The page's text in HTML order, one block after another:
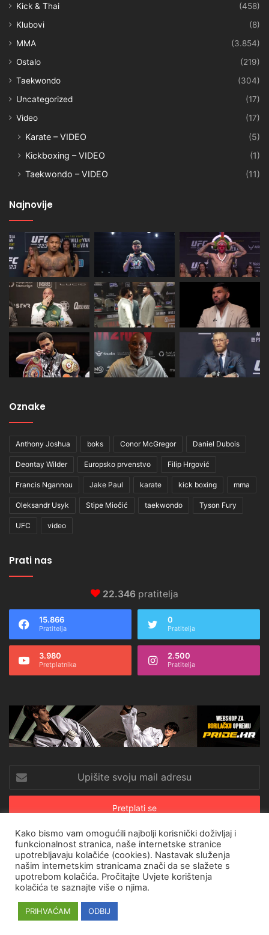
Kick & Thai
(458)
Klubovi
(8)
MMA
(3.854)
Ostalo
(219)
Taekwondo
(304)
Uncategorized
(17)
Video
(17)
Karate – VIDEO
(5)
Kickboxing – VIDEO
(1)
Taekwondo – VIDEO
(11)
Najnovije
Oznake
Anthony Joshua boks Conor McGregor Daniel Dubois
Deontay Wilder Europsko prvenstvo Filip Hrgović
Francis Ngannou Jake Paul karate kick boxing mma
Oleksandr Usyk Stipe Miočić taekwondo Tyson Fury
UFC video
Prati nas
22.346 pratitelja
15.866
Pratitelja
0
Pratitelja
3.980
Pretplatnika
2.500
Pratitelja
svoju
mail
© Copyright 2026, All Rights Reserved |CroRing Magazin
Naslovnica
Arhiva Pravila o privatnosti Impressum
Facebook
Kako bismo vam omogućili najbolji korisnički doživljaj i
funkcionalnost stranica, naše internetske stranice
upotrebljavaju kolačiće (cookies). Nastavak služenja
našim internetskim stranicama znači da se slažete s
upotrebom kolačića. Pročitajte Uvjete korištenja
kolačića te saznajte više o njima.
PRIHVAĆAM ODBIJ